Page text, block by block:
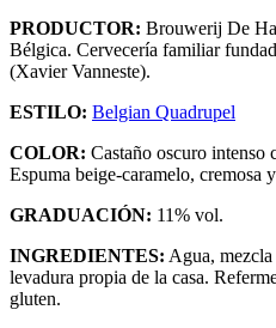
PRODUCTOR: Brouwerij De
Bélgica. Cervecería familiar
(Xavier Vanneste).
ESTILO: Belgian Quadrupel
COLOR: Castaño oscuro intenso
Espuma beige-caramelo, cremosa
GRADUACIÓN: 11% vol.
INGREDIENTES: Agua, mezcla
levadura propia de la casa.
gluten.